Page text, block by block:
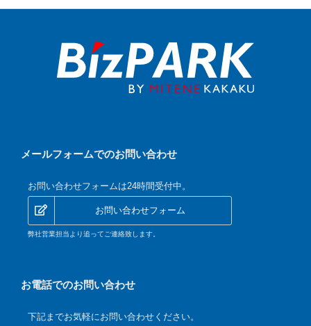
メールフォームでのお問い合わせ
お問い合わせフォームは24時間受付中。
お問い合わせフォーム
弊社営業担当より追ってご連絡致します。
お電話でのお問い合わせ
下記までお気軽にお問い合わせください。